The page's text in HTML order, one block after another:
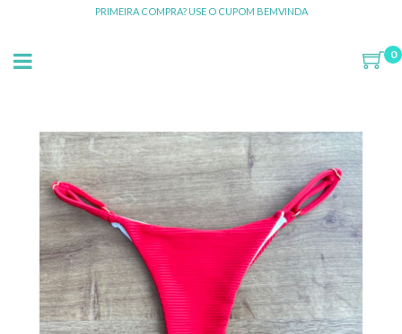
PRIMEIRA COMPRA? USE O CUPOM BEMVINDA
0